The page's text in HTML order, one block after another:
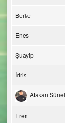
Berke
Enes
Şuayip
İdris
Atakan Sünel
Eren